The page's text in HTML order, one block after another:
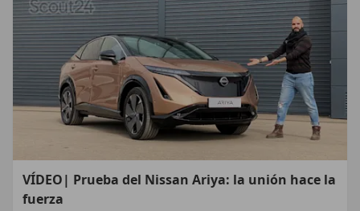
VÍDEO| Prueba del Nissan Ariya: la unión hace la
fuerza